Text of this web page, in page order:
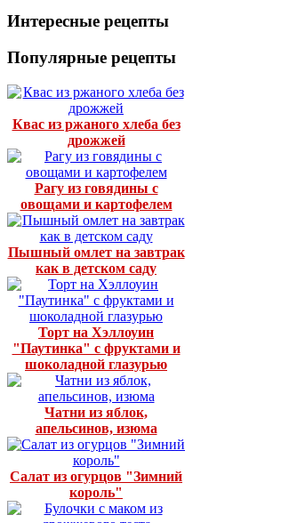
Интересные рецепты
Популярные рецепты
Квас из ржаного хлеба без
дрожжей
Рагу из говядины с
овощами и картофелем
Пышный омлет на завтрак
как в детском саду
Торт на Хэллоуин
"Паутинка" с фруктами и
шоколадной глазурью
Чатни из яблок,
апельсинов, изюма
Салат из огурцов "Зимний
король"